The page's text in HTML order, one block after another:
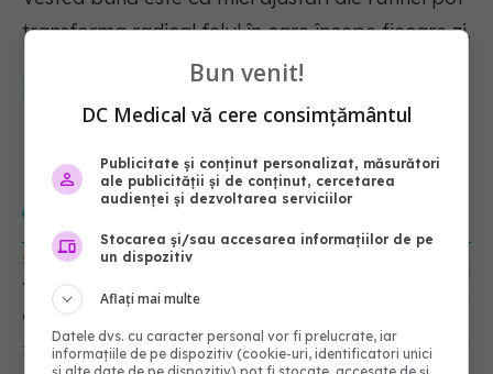
transforma radical felul în care începe fiecare zi.
ora trezire odihna
CITEȘTE ȘI
SOMN & RELAXARE
Te trezești obosit sau bine
dispus? Visele din timpul
nopții ar putea fi explicația,
spun cercetătorii
12.05.2026, 17:36
Bun venit!
DC Medical vă cere consimțământul
Publicitate și conținut personalizat, măsurători
ale publicității și de conținut, cercetarea
audienței și dezvoltarea serviciilor
Stocarea și/sau accesarea informațiilor de pe
un dispozitiv
Aflați mai multe
Datele dvs. cu caracter personal vor fi prelucrate, iar
informațiile de pe dispozitiv (cookie-uri, identificatori unici